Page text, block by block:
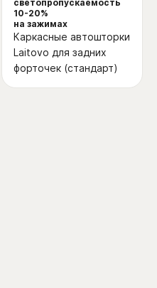
светопропускаемость
10-20%
на зажимах
Каркасные автошторки
Laitovo для задних
форточек (стандарт)